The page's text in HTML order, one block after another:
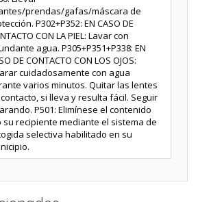
prendas/gafas/máscara de
P302+P352: EN CASO DE
CON LA PIEL: Lavar con
agua. P305+P351+P338: EN
DE CONTACTO CON LOS OJOS:
cuidadosamente con agua
varios minutos. Quitar las lentes
si lleva y resulta fácil. Seguir
P501: Elimínese el contenido
su recipiente mediante el sistema de
selectiva habilitado en su